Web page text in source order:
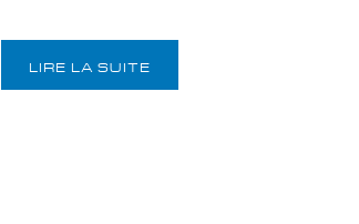
LIRE LA SUITE